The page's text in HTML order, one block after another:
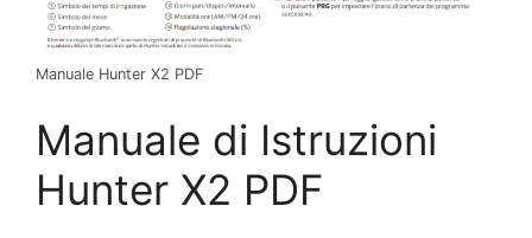
Manuale Hunter X2 PDF
Manuale di Istruzioni
Hunter X2 PDF